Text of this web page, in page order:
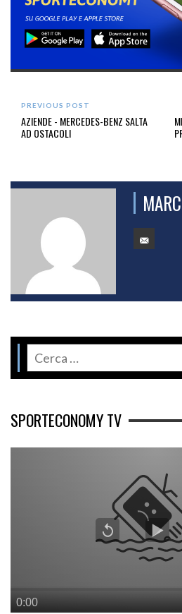
PREVIOUS POST
AZIENDE - MERCEDES-BENZ SALTA
AD OSTACOLI
SPORTECONOMY TV